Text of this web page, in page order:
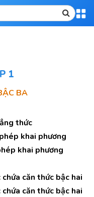
1
BA
thức
khai phương
khai phương
căn thức bậc hai
căn thức bậc hai